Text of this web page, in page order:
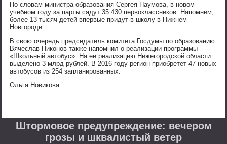
По словам министра образования Сергея Наумова, в новом
учебном году за парты сядут 35 430 первоклассников. Напомним,
более 13 тысяч детей впервые придут в школу в Нижнем
Новгороде.
В свою очередь председатель комитета Госдумы по образованию
Вячеслав Никонов также напомнил о реализации программы
«Школьный автобус». На ее реализацию Нижегородской области
выделено 3 млрд рублей. В 2016 году регион приобретет 47 новых
автобусов из 254 запланированных.
Ольга Новикова.
Штормовое предупреждение: вечером
грозы и шквалистый ветер